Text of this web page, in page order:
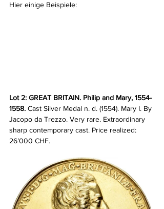
Hier einige Beispiele:
Lot 2: GREAT BRITAIN. Philip and Mary, 1554-
1558. Cast Silver Medal n. d. (1554). Mary I. By
Jacopo da Trezzo. Very rare. Extraordinary
sharp contemporary cast. Price realized:
26’000 CHF.